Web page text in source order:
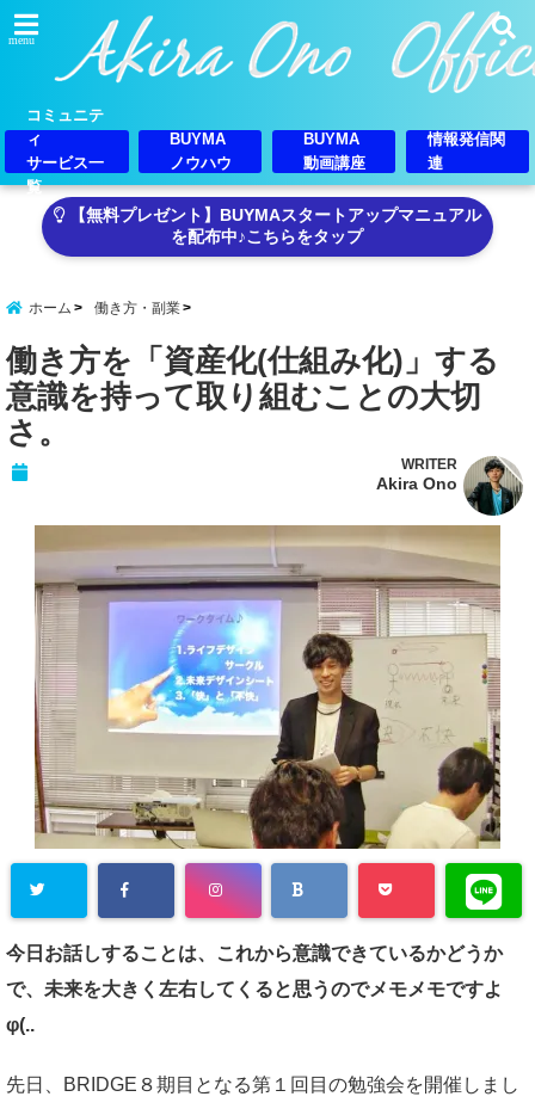
menu
コミュニテ
ィ
サービス一
覧
BUYMA
ノウハウ
BUYMA
動画講座
情報発信関
連
【無料プレゼント】BUYMAスタートアップマニュアル
を配布中♪こちらをタップ
ホーム 働き方・副業
働き方を「資産化(仕組み化)」する
意識を持って取り組むことの大切
さ。
WRITER
Akira Ono
今日お話しすることは、これから意識できているかどうか
で、未来を大きく左右してくると思うのでメモメモですよ
φ(..
先日、BRIDGE８期目となる第１回目の勉強会を開催しまし